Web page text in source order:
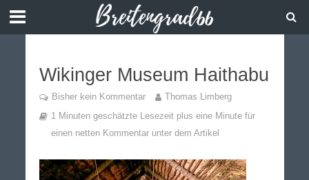
Wikinger Museum Haithabu
Bisher kein Kommentar
Thomas Limberg
1 Minuten geschätzte Lesezeit plus eine Minute für
einen netten Kommentar unter dem Artikel